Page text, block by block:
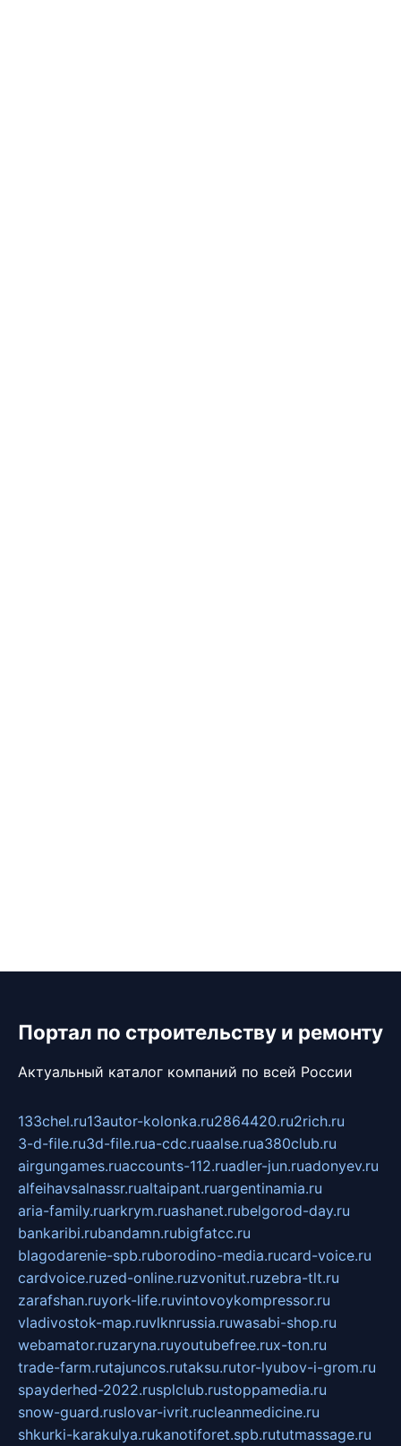
Портал по строительству и ремонту
Актуальный каталог компаний по всей России
133chel.ru13autor-kolonka.ru2864420.ru2rich.ru
3-d-file.ru3d-file.rua-cdc.ruaalse.rua380club.ru
airgungames.ruaccounts-112.ruadler-jun.ruadonyev.ru
alfeihavsalnassr.rualtaipant.ruargentinamia.ru
aria-family.ruarkrym.ruashanet.rubelgorod-day.ru
bankaribi.rubandamn.rubigfatcc.ru
blagodarenie-spb.ruborodino-media.rucard-voice.ru
cardvoice.ruzed-online.ruzvonitut.ruzebra-tlt.ru
zarafshan.ruyork-life.ruvintovoykompressor.ru
vladivostok-map.ruvlknrussia.ruwasabi-shop.ru
webamator.ruzaryna.ruyoutubefree.rux-ton.ru
trade-farm.rutajuncos.rutaksu.rutor-lyubov-i-grom.ru
spayderhed-2022.rusplclub.rustoppamedia.ru
snow-guard.ruslovar-ivrit.rucleanmedicine.ru
shkurki-karakulya.rukanotiforet.spb.rututmassage.ru